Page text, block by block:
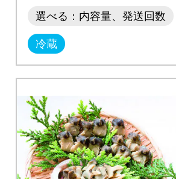
選べる：内容量、発送回数
冷蔵